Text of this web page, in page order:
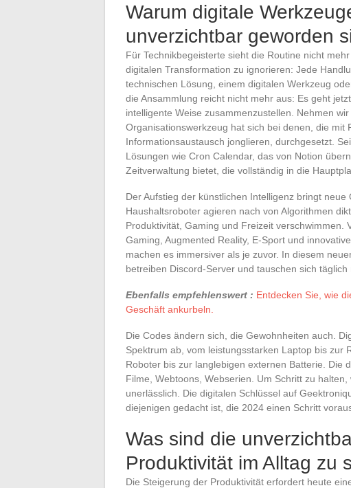
Warum digitale
unverzichtbar geworden
Für Technikbegeisterte sieht die Routine nicht
digitalen Transformation zu ignorieren: Jede
technischen Lösung, einem digitalen Werkzeug
die Ansammlung reicht nicht mehr aus: Es geht
intelligente Weise zusammenzustellen. Nehmen
Organisationswerkzeug hat sich bei denen, die
Informationsaustausch jonglieren, durchgesetzt.
Lösungen wie Cron Calendar, das von Notion
Zeitverwaltung bietet, die vollständig in die
Der Aufstieg der künstlichen Intelligenz bringt
Haushaltsroboter agieren nach von Algorithmen
Produktivität, Gaming und Freizeit verschwimmen.
Gaming, Augmented Reality, E-Sport und
machen es immersiver als je zuvor. In diesem
betreiben Discord-Server und tauschen sich täglich
Ebenfalls empfehlenswert : Entdecken Sie, wie
Geschäft ankurbeln.
Die Codes ändern sich, die Gewohnheiten auch.
Spektrum ab, vom leistungsstarken Laptop bis zur
Roboter bis zur langlebigen externen Batterie. Die
Filme, Webtoons, Webserien. Um Schritt zu
unerlässlich. Die digitalen Schlüssel auf
diejenigen gedacht ist, die 2024 einen Schritt
Was sind die
Produktivität im Alltag zu
Die Steigerung der Produktivität erfordert heute